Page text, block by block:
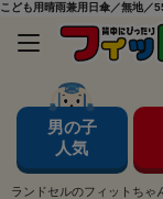
こども用晴雨兼用日傘／無地／
男の子
人気
ランドセルのフィットちゃ